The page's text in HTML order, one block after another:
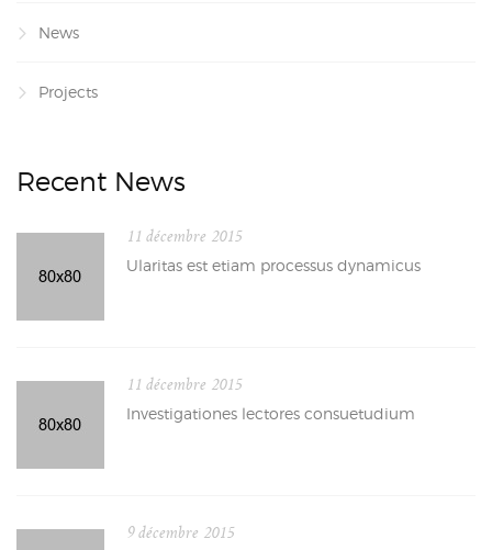
News
Projects
Recent News
11 décembre 2015
Ularitas est etiam processus dynamicus
11 décembre 2015
Investigationes lectores consuetudium
9 décembre 2015